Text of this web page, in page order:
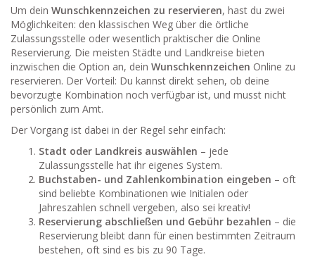
Um dein Wunschkennzeichen zu reservieren, hast du zwei
Möglichkeiten: den klassischen Weg über die örtliche
Zulassungsstelle oder wesentlich praktischer die Online
Reservierung. Die meisten Städte und Landkreise bieten
inzwischen die Option an, dein Wunschkennzeichen Online zu
reservieren. Der Vorteil: Du kannst direkt sehen, ob deine
bevorzugte Kombination noch verfügbar ist, und musst nicht
persönlich zum Amt.
Der Vorgang ist dabei in der Regel sehr einfach:
Stadt oder Landkreis auswählen – jede
Zulassungsstelle hat ihr eigenes System.
Buchstaben- und Zahlenkombination eingeben – oft
sind beliebte Kombinationen wie Initialen oder
Jahreszahlen schnell vergeben, also sei kreativ!
Reservierung abschließen und Gebühr bezahlen – die
Reservierung bleibt dann für einen bestimmten Zeitraum
bestehen, oft sind es bis zu 90 Tage.